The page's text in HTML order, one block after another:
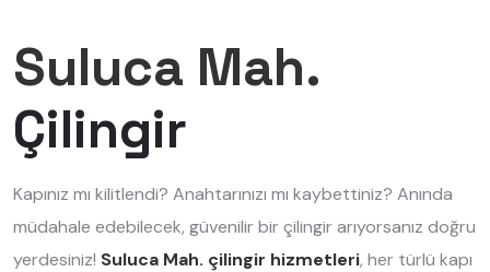
Suluca Mah.
Çilingir
Kapınız mı kilitlendi? Anahtarınızı mı kaybettiniz? Anında
müdahale edebilecek, güvenilir bir çilingir arıyorsanız doğru
yerdesiniz! Suluca Mah. çilingir hizmetleri, her türlü kapı